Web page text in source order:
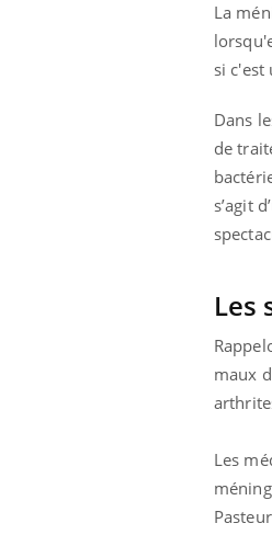
La
si c'est
Dans
de
s’agit
Les
maux
Les